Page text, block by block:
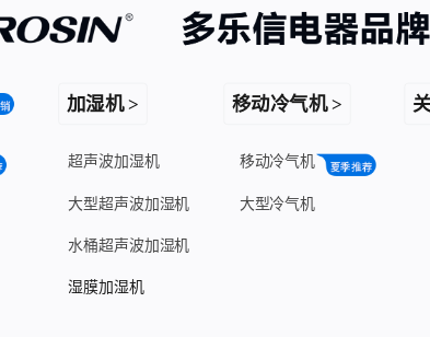
加湿机 > 移动冷气机 >
超声波加湿机
大型超声波加湿机
水桶超声波加湿机
湿膜加湿机
移动冷气机
大型冷气机